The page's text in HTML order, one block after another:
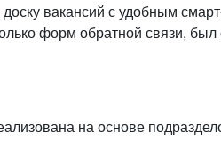
вакансий с удобным
форм обратной связи,
на основе